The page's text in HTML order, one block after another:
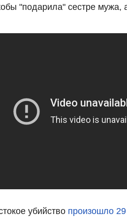
"подарила" сестре
убийство произошло